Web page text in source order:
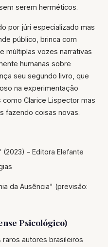
serem herméticos.
por júri especializado mas
público, brinca com
múltiplas vozes narrativas
humanas sobre
seu segundo livro, que
na experimentação
como Clarice Lispector mas
fazendo coisas novas.
– Editora Elefante
da Ausência" (previsão:
Psicológico)
raros autores brasileiros